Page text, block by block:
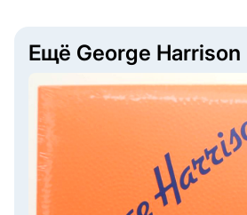
Ещё George Harrison